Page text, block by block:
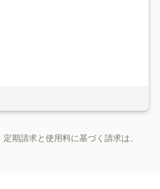
期請求と使用料に基づく請求は、